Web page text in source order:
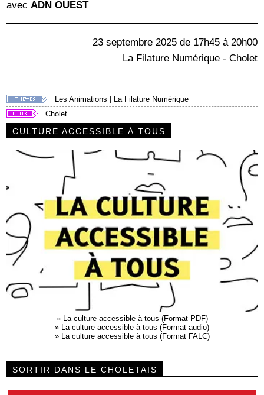
avec ADN OUEST
23 septembre 2025 de 17h45 à 20h00
La Filature Numérique - Cholet
Les Animations | La Filature Numérique
Cholet
CULTURE ACCESSIBLE À TOUS
» La culture accessible à tous (Format PDF)
» La culture accessible à tous (Format audio)
» La culture accessible à tous (Format FALC)
SORTIR DANS LE CHOLETAIS